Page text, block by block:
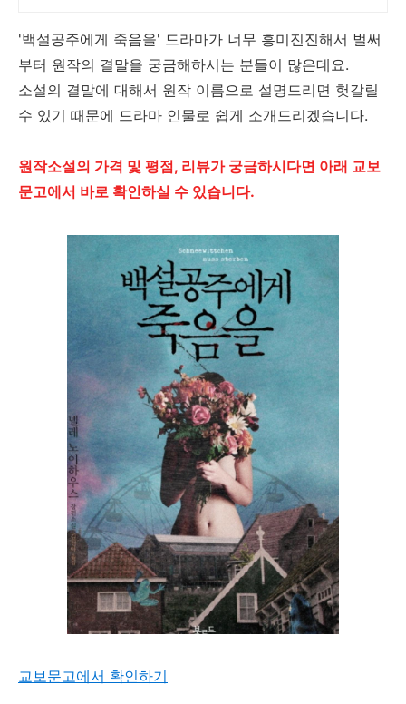
'백설공주에게 죽음을' 드라마가 너무 흥미진진해서 벌써
부터 원작의 결말을 궁금해하시는 분들이 많은데요.
소설의 결말에 대해서 원작 이름으로 설명드리면 헛갈릴
수 있기 때문에 드라마 인물로 쉽게 소개드리겠습니다.
원작소설의 가격 및 평점, 리뷰가 궁금하시다면 아래 교보
문고에서 바로 확인하실 수 있습니다.
교보문고에서 확인하기